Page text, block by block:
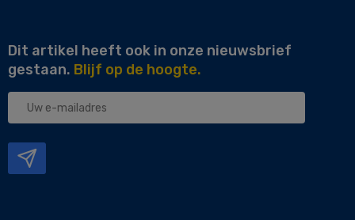
Dit artikel heeft ook in onze nieuwsbrief
gestaan. Blijf op de hoogte.
Uw